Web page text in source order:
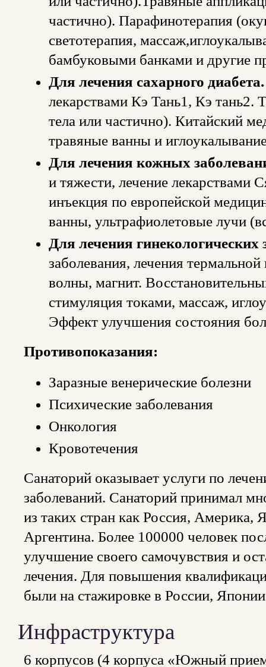
частично). Парафинотерапия
светотерапия,
бамбуковыми банками и другие
Для лечения сахарного диабета.
лекарствами Кэ Тань1, Кэ тань2.
тела или частично). Китайский
травяные ванны и
Для лечения кожных
и тяжести, лечение лекарствами
инъекция по европейской
ванны, ультрафиолетовые лучи
Для лечения гинекологических
заболевания, лечения
волны, магнит.
стимуляция токами, массаж,
Эффект улучшения состояния
Противопоказания:
Заразные венерические болезни
Психические заболевания
Онкология
Кровотечения
Санаторий оказывает услуги по
заболеваний. Санаторий принимал
из таких стран как Россия, Америка,
Аргентина. Более 100000 человек
улучшение своего самочувствия и
лечения. Для повышения
были на стажировке в России,
Инфраструктура
6 корпусов (4 корпуса «Южный